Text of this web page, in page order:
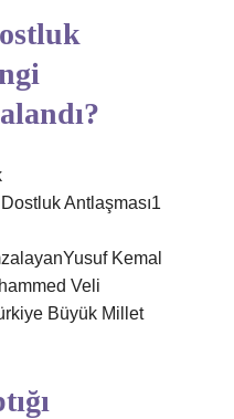
Antlaşması1
Kemal
Veli
Büyük Millet